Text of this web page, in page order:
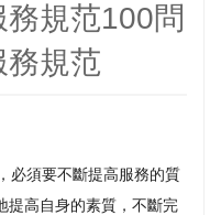
規范100問
務規范
必須要不斷提高服務的質
提高自身的素質，不斷完